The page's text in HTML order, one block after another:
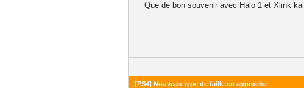
Que de bon souvenir avec Halo 1 et Xlink kai
[PS4] Nouveau type de faille en approche